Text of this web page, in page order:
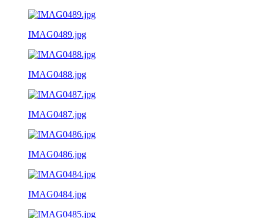
IMAG0489.jpg
IMAG0488.jpg
IMAG0487.jpg
IMAG0486.jpg
IMAG0484.jpg